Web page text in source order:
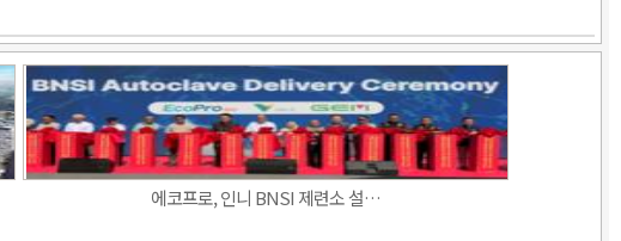
에코프로, 인니 BNSI 제련소 설…